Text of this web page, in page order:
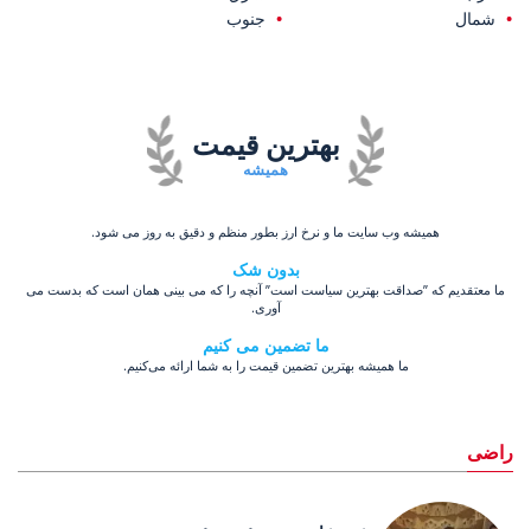
شمال
جنوب
همیشه
بهترین قیمت
همیشه وب سایت ما و نرخ ارز بطور منظم و دقیق به روز می شود.
بدون شک
ما معتقدیم که ”صداقت بهترین سیاست است” آنچه را که می بینی همان است که بدست می
آوری.
ما تضمین می کنیم
ما همیشه بهترین تضمین قیمت را به شما ارائه می‌کنیم.
راضی